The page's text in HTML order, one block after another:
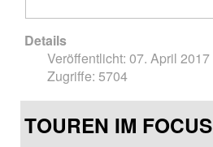
Details
Veröffentlicht: 07. April 2017
Zugriffe: 5704
TOUREN IM FOCUS